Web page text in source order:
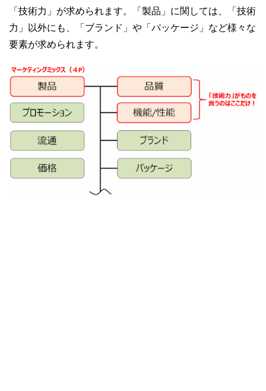
「技術力」が求められます。「製品」に関しては、「技術
力」以外にも、「ブランド」や「パッケージ」など様々な
要素が求められます。